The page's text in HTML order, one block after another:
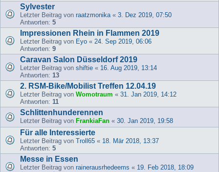
Sylvester
Letzter Beitrag von raatzmonika « 3. Dez 2019, 07:50
Antworten: 5
Impressionen Rhein in Flammen 2019
Letzter Beitrag von Eyo « 24. Sep 2019, 06:06
Antworten: 9
Caravan Salon Düsseldorf 2019
Letzter Beitrag von shiftie « 16. Aug 2019, 13:14
Antworten: 13
2. RSM-Bike/Mobilist Treffen 12.04.19
Letzter Beitrag von Womotraum « 31. Jan 2019, 14:12
Antworten: 11
Schlittenhunderennen
Letzter Beitrag von FrankiaFan « 30. Jan 2019, 19:58
Für alle Interessierte
Letzter Beitrag von Troll65 « 18. Mär 2018, 13:37
Antworten: 5
Messe in Essen
Letzter Beitrag von rainerausrhedeems « 19. Feb 2018, 18:09